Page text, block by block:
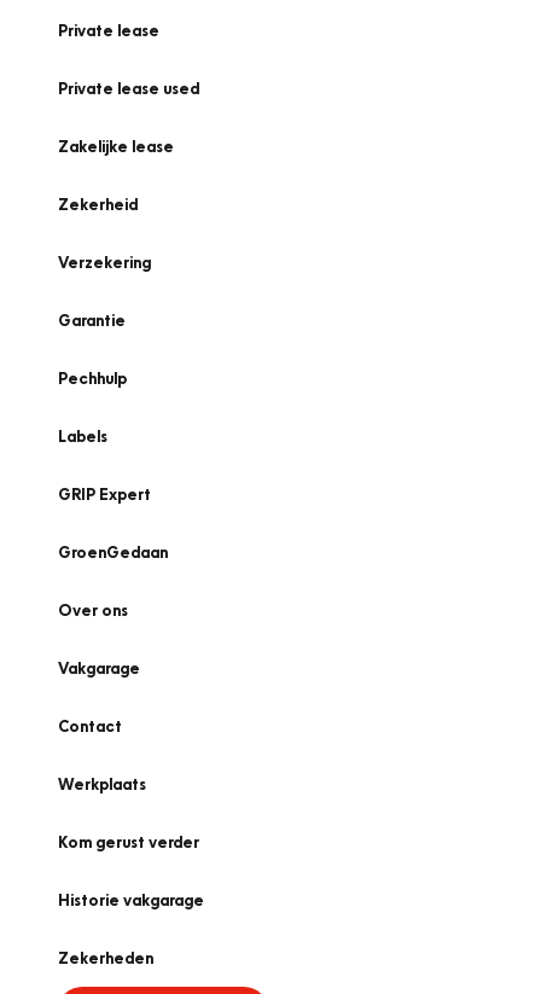
Private lease
Private lease used
Zakelijke lease
Zekerheid
Verzekering
Garantie
Pechhulp
Labels
GRIP Expert
GroenGedaan
Over ons
Vakgarage
Contact
Werkplaats
Kom gerust verder
Historie vakgarage
Zekerheden